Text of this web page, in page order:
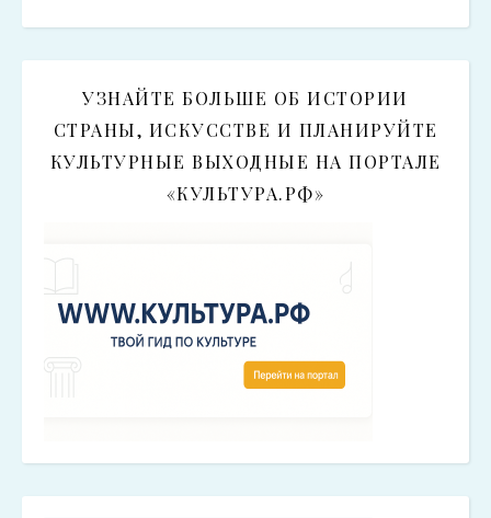
УЗНАЙТЕ БОЛЬШЕ ОБ ИСТОРИИ
СТРАНЫ, ИСКУССТВЕ И ПЛАНИРУЙТЕ
КУЛЬТУРНЫЕ ВЫХОДНЫЕ НА ПОРТАЛЕ
«КУЛЬТУРА.РФ»